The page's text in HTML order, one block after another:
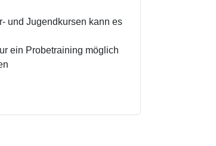
und Jugendkursen kann es
ein Probetraining möglich